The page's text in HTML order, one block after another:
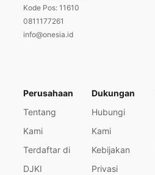
Kode Pos: 11610
0811177261
info@onesia.id
Perusahaan
Tentang
Kami
Terdaftar di
DJKI
Dukungan
Hubungi
Kami
Kebijakan
Privasi